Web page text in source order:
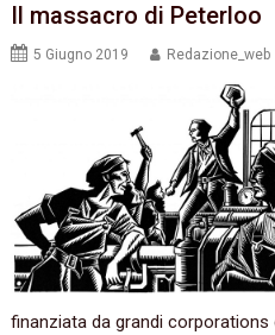
Il massacro di Peterloo
5 Giugno 2019 Redazione_web
finanziata da grandi corporations